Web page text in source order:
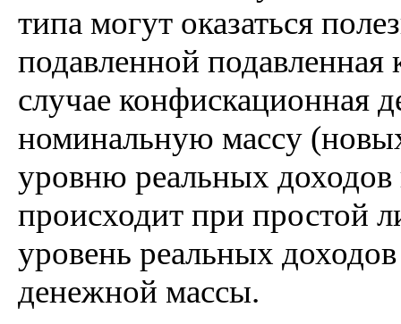
типа могут оказаться
подавленной
случае конфискационная
номинальную массу
уровню реальных доходов
происходит при простой
уровень реальных
денежной массы.